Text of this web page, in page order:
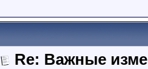
Re: Важные